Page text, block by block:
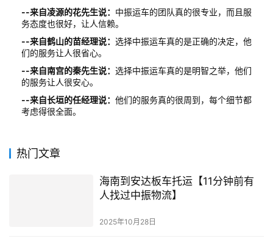
--来自凌源的花先生说： 中振运车的团队真的很专业，而且服
务态度也很好，让人信赖。
--来自鹤山的苗经理说： 选择中振运车真的是正确的决定，他
们的服务让人很省心。
--来自南宫的秦先生说： 选择中振运车真的是明智之举，他们
的服务让人很安心。
--来自长垣的任经理说： 他们的服务真的很周到，每个细节都
考虑得很全面。
热门文章
海南到安达板车托运【11分钟前有
人找过中振物流】
2025年10月28日